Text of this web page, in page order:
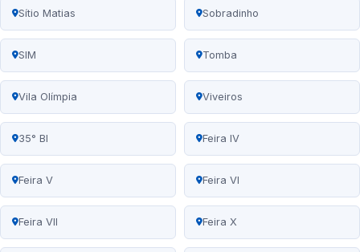
Sítio Matias Sobradinho
SIM Tomba
Vila Olímpia Viveiros
35° BI Feira IV
Feira V Feira VI
Feira VII Feira X